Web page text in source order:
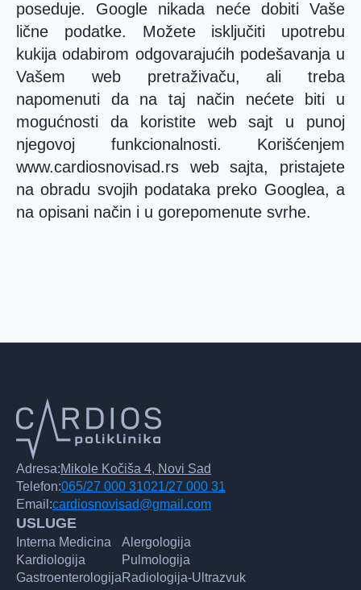
poseduje. Google nikada neće dobiti Vaše
lične podatke. Možete isključiti upotrebu
kukija odabirom odgovarajućih podešavanja u
Vašem web pretraživaču, ali treba
napomenuti da na taj način nećete biti u
mogućnosti da koristite web sajt u punoj
njegovoj funkcionalnosti. Korišćenjem
www.cardiosnovisad.rs web sajta, pristajete
na obradu svojih podataka preko Googlea, a
na opisani način i u gorepomenute svrhe.
Adresa:Mikole Kočiša 4, Novi Sad
Telefon:065/27 000 31021/27 000 31
Email:cardiosnovisad@gmail.com
USLUGE
Interna Medicina
Kardiologija
Gastroenterologija
Alergologija
Pulmologija
Radiologija-Ultrazvuk